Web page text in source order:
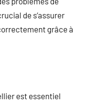
de s’assurer
grâce à
est essentiel